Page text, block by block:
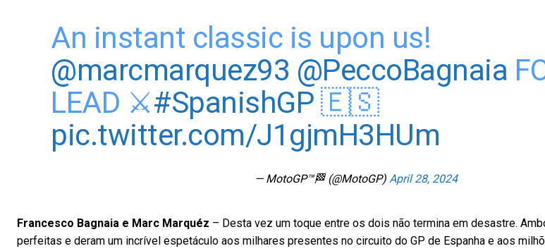
An instant classic is upon us!
@marcmarquez93 @PeccoBagnaia
LEAD ⚔️#SpanishGP 🇪🇸
pic.twitter.com/J1gjmH3HUm
— MotoGP™🏁 (@MotoGP) April 28, 2024
Francesco Bagnaia e Marc Marquéz – Desta vez um toque entre os dois não termina em desastre.
perfeitas e deram um incrível espetáculo aos milhares presentes no circuito do GP de Espanha e aos